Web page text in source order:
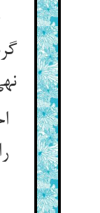
نهی جاهلانه چون کند